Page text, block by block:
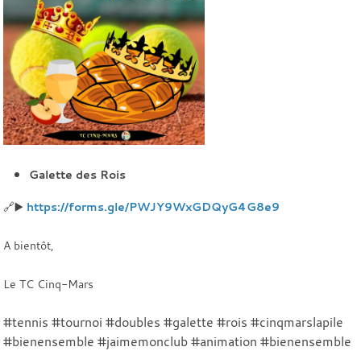
Galette des Rois
🔗▶️ https://forms.gle/PWJY9WxGDQyG4G8e9
A bientôt,
Le TC Cinq-Mars
#tennis #tournoi #doubles #galette #rois #cinqmarslapile
#bienensemble #jaimemonclub #animation #bienensemble